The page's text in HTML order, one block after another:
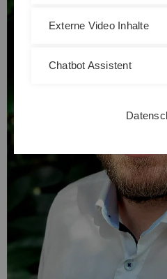
Externe Video Inhalte
Chatbot Assistent